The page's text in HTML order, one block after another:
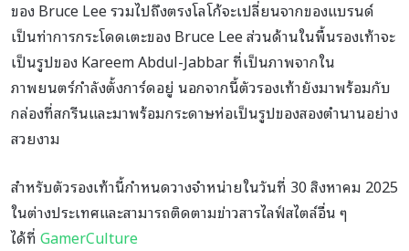
ของ Bruce Lee รวมไปถึงตรงโลโก้จะเปลี่ยนจากของแบรนด์
เป็นท่าการกระโดดเตะของ Bruce Lee ส่วนด้านในพื้นรองเท้าจะ
เป็นรูปของ Kareem Abdul-Jabbar ที่เป็นภาพจากใน
ภาพยนตร์กำลังตั้งการ์ดอยู่ นอกจากนี้ตัวรองเท้ายังมาพร้อมกับ
กล่องที่สกรีนและมาพร้อมกระดาษห่อเป็นรูปของสองตำนานอย่าง
สวยงาม
สำหรับตัวรองเท้านี้กำหนดวางจำหน่ายในวันที่ 30 สิงหาคม 2025
ในต่างประเทศและสามารถติดตามข่าวสารไลฟ์สไตล์อื่น ๆ
ได้ที่GamerCulture